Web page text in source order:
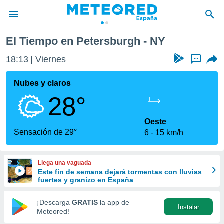
de
por
que se
calidad.
a este
las
y
forma
digital
basada
El Tiempo en Petersburgh - NY
18:13 Viernes ...
Nubes y claros
28°
Sensación de 29°
Oeste
6
15 km/h
Llega una vaguada
Este fin de semana dejará tormentas con lluvias
fuertes y granizo en España
¡Descarga GRATIS la app de
Meteored!
Instalar